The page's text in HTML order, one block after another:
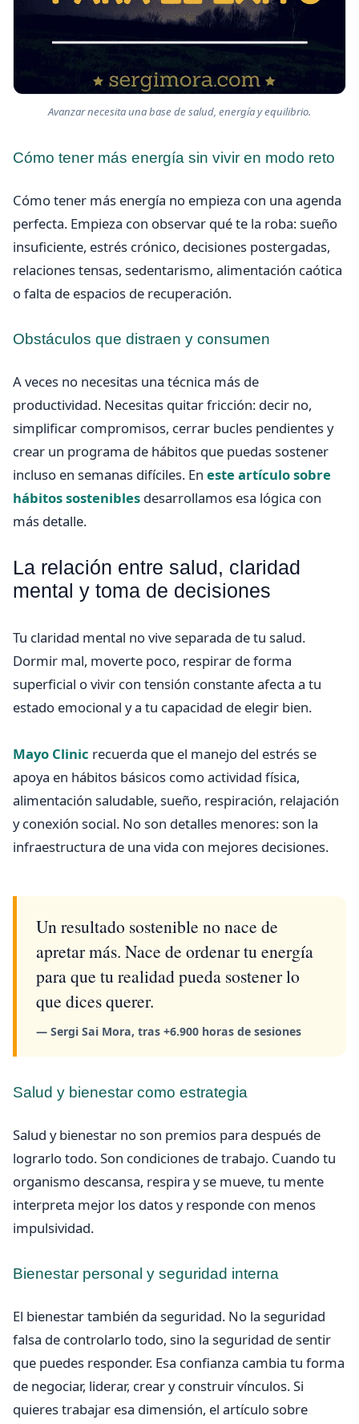
Avanzar necesita una base de salud, energía y equilibrio.
Cómo tener más energía sin vivir en modo reto
Cómo tener más energía no empieza con una agenda
perfecta. Empieza con observar qué te la roba: sueño
insuficiente, estrés crónico, decisiones postergadas,
relaciones tensas, sedentarismo, alimentación caótica
o falta de espacios de recuperación.
Obstáculos que distraen y consumen
A veces no necesitas una técnica más de
productividad. Necesitas quitar fricción: decir no,
simplificar compromisos, cerrar bucles pendientes y
crear un programa de hábitos que puedas sostener
incluso en semanas difíciles. En este artículo sobre
hábitos sostenibles desarrollamos esa lógica con
más detalle.
La relación entre salud, claridad
mental y toma de decisiones
Tu claridad mental no vive separada de tu salud.
Dormir mal, moverte poco, respirar de forma
superficial o vivir con tensión constante afecta a tu
estado emocional y a tu capacidad de elegir bien.
Mayo Clinic recuerda que el manejo del estrés se
apoya en hábitos básicos como actividad física,
alimentación saludable, sueño, respiración, relajación
y conexión social. No son detalles menores: son la
infraestructura de una vida con mejores decisiones.
Un resultado sostenible no nace de
apretar más. Nace de ordenar tu energía
para que tu realidad pueda sostener lo
que dices querer.
— Sergi Sai Mora, tras +6.900 horas de sesiones
Salud y bienestar como estrategia
Salud y bienestar no son premios para después de
lograrlo todo. Son condiciones de trabajo. Cuando tu
organismo descansa, respira y se mueve, tu mente
interpreta mejor los datos y responde con menos
impulsividad.
Bienestar personal y seguridad interna
El bienestar también da seguridad. No la seguridad
falsa de controlarlo todo, sino la seguridad de sentir
que puedes responder. Esa confianza cambia tu forma
de negociar, liderar, crear y construir vínculos. Si
quieres trabajar esa dimensión, el artículo sobre